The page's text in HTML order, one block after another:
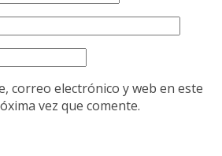
correo electrónico y web en este
vez que comente.